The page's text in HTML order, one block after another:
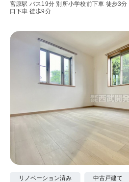
宮原駅 バス19分 別所小学校前下車 徒歩3分
口下車 徒歩9分
リノベーション済み 中古戸建て